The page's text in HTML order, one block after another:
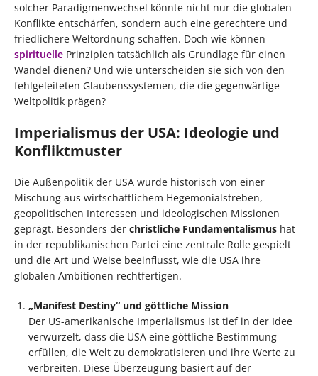
solcher Paradigmenwechsel könnte nicht nur die globalen
Konflikte entschärfen, sondern auch eine gerechtere und
friedlichere Weltordnung schaffen. Doch wie können
spirituelle Prinzipien tatsächlich als Grundlage für einen
Wandel dienen? Und wie unterscheiden sie sich von den
fehlgeleiteten Glaubenssystemen, die die gegenwärtige
Weltpolitik prägen?
Imperialismus der USA: Ideologie und
Konfliktmuster
Die Außenpolitik der USA wurde historisch von einer
Mischung aus wirtschaftlichem Hegemonialstreben,
geopolitischen Interessen und ideologischen Missionen
geprägt. Besonders der christliche Fundamentalismus hat
in der republikanischen Partei eine zentrale Rolle gespielt
und die Art und Weise beeinflusst, wie die USA ihre
globalen Ambitionen rechtfertigen.
„Manifest Destiny“ und göttliche Mission
Der US-amerikanische Imperialismus ist tief in der Idee
verwurzelt, dass die USA eine göttliche Bestimmung
erfüllen, die Welt zu demokratisieren und ihre Werte zu
verbreiten. Diese Überzeugung basiert auf der